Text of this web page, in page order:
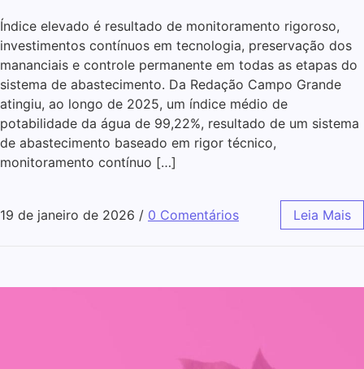
Índice elevado é resultado de monitoramento rigoroso,
investimentos contínuos em tecnologia, preservação dos
mananciais e controle permanente em todas as etapas do
sistema de abastecimento. Da Redação Campo Grande
atingiu, ao longo de 2025, um índice médio de
potabilidade da água de 99,22%, resultado de um sistema
de abastecimento baseado em rigor técnico,
monitoramento contínuo […]
19 de janeiro de 2026 / 0 Comentários Leia Mais